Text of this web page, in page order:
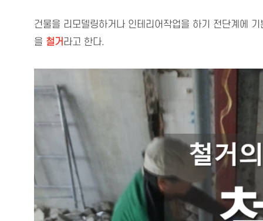
건물을 리모델링하거나 인테리어작업을 하기 전단계에
을 철거라고 한다.